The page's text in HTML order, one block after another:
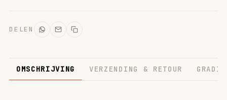
DELEN
OMSCHRIJVING VERZENDING & RETOUR